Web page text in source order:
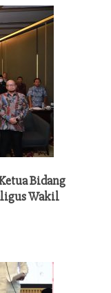
Bidang
Wakil